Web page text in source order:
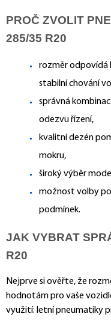
PROČ ZVOLIT
285/35 R20
rozměr odpovídá
stabilní chování
správná
odezvu řízení,
kvalitní dezén
mokru,
široký výběr
možnost volby
podmínek.
JAK VYBRAT
R20
Nejprve si ověřte, že
hodnotám pro vaše
využití: letní pneumatiky